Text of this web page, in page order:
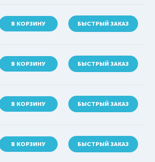
В КОРЗИНУ БЫСТРЫЙ ЗАКАЗ
В КОРЗИНУ БЫСТРЫЙ ЗАКАЗ
В КОРЗИНУ БЫСТРЫЙ ЗАКАЗ
В КОРЗИНУ БЫСТРЫЙ ЗАКАЗ